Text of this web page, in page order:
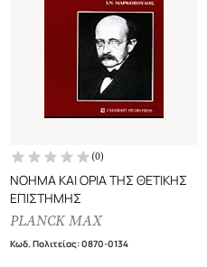
(0)
ΝΟΗΜΑ ΚΑΙ ΟΡΙΑ ΤΗΣ ΘΕΤΙΚΗΣ
ΕΠΙΣΤΗΜΗΣ
PLANCK MAX
Κωδ. Πολιτείας:0870-0134